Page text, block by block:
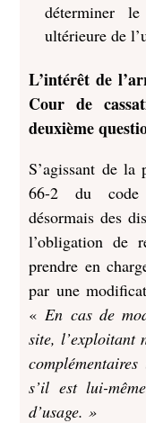
déterminer
ultérieure de
L’intérêt de
Cour de
deuxième
S’agissant de la
66-2 du code
désormais des
l’obligation de
prendre en
par une
«En cas de
site, l’exploitant
s’il est lui-
d’usage. »